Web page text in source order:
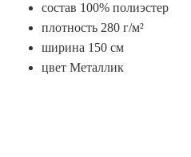
состав 100% полиэстер
плотность 280 г/м²
ширина 150 см
цвет Металлик